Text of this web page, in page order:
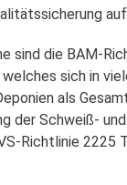
sind die BAM-
sich in
als
der Schweiß-
Richtlinie 2225